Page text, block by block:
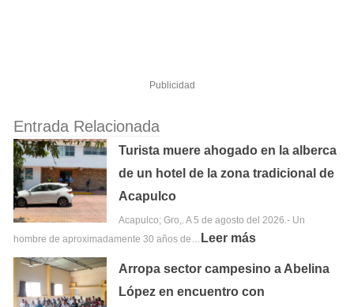
Publicidad
Entrada Relacionada
Turista muere ahogado en la alberca
de un hotel de la zona tradicional de
Acapulco
Acapulco; Gro,. A 5 de agosto del 2026.- Un
hombre de aproximadamente 30 años de… Leer más
Arropa sector campesino a Abelina
López en encuentro con